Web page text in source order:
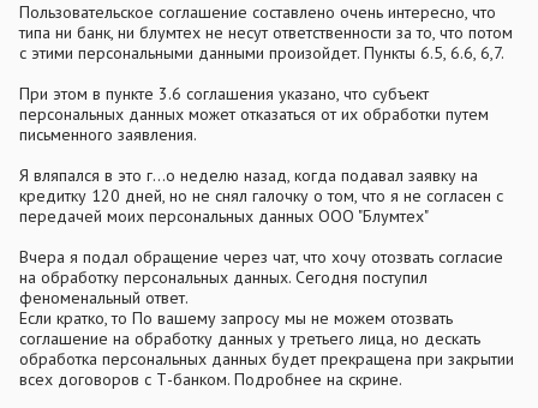
Пользовательское соглашение составлено очень интересно, что
типа ни банк, ни блумтех не несут ответственности за то, что потом
с этими персональными данными произойдет. Пункты 6.5, 6.6, 6,7.
При этом в пункте 3.6 соглашения указано, что субъект
персональных данных может отказаться от их обработки путем
письменного заявления.
Я вляпался в это г...о неделю назад, когда подавал заявку на
кредитку 120 дней, но не снял галочку о том, что я не согласен с
передачей моих персональных данных ООО "Блумтех"
Вчера я подал обращение через чат, что хочу отозвать согласие
на обработку персональных данных. Сегодня поступил
феноменальный ответ.
Если кратко, то По вашему запросу мы не можем отозвать
соглашение на обработку данных у третьего лица, но дескать
обработка персональных данных будет прекращена при закрытии
всех договоров с Т-банком. Подробнее на скрине.